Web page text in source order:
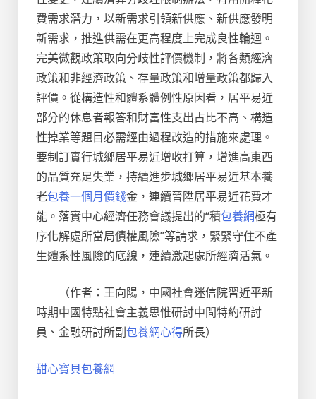
費需求潛力，以新需求引領新供應、新供應發明
新需求，推進供需在更高程度上完成良性輪迴。
完美微觀政策取向分歧性評價機制，將各類經濟
政策和非經濟政策、存量政策和增量政策都歸入
評價。從構造性和體系體例性原因看，居平易近
部分的休息者報答和財富性支出占比不高、構造
性掉業等題目必需經由過程改造的措施來處理。
要制訂實行城鄉居平易近增收打算，增進高東西
的品質充足失業，持續進步城鄉居平易近基本養
老包養一個月價錢金，連續晉陞居平易近花費才
能。落實中心經濟任務會議提出的“積包養網極有
序化解處所當局債權風險”等請求，緊緊守住不產
生體系性風險的底線，連續激起處所經濟活氣。
（作者：王向陽，中國社會迷信院習近平新
時期中國特點社會主義思惟研討中間特約研討
員、金融研討所副包養網心得所長）
甜心寶貝包養網